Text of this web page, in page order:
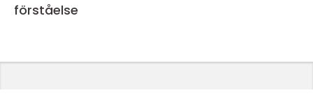
förståelse